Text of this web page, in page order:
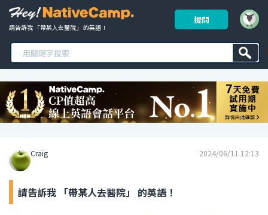
請告訴我 「帶某人去醫院」 的英語！
提問
Craig 2024/06/11 12:13
請告訴我 「帶某人去醫院」 的英語！